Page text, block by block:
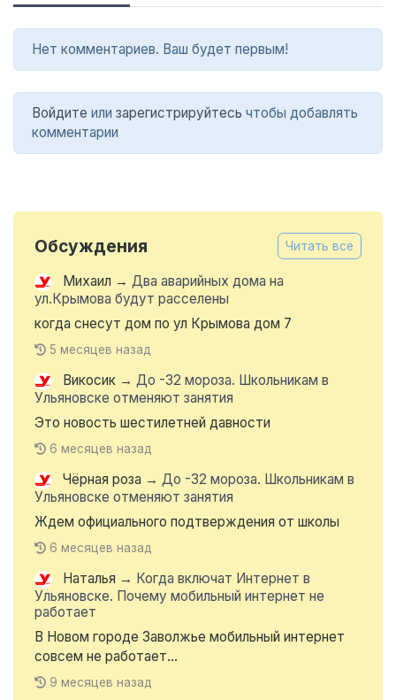
Нет комментариев. Ваш будет первым!
Войдите или зарегистрируйтесь чтобы добавлять
комментарии
Обсуждения Читать все
Михаил → Два аварийных дома на
ул.Крымова будут расселены
когда снесут дом по ул Крымова дом 7
5 месяцев назад
Викосик → До -32 мороза. Школьникам в
Ульяновске отменяют занятия
Это новость шестилетней давности
6 месяцев назад
Чёрная роза → До -32 мороза. Школьникам в
Ульяновске отменяют занятия
Ждем официального подтверждения от школы
6 месяцев назад
Наталья → Когда включат Интернет в
Ульяновске. Почему мобильный интернет не
работает
В Новом городе Заволжье мобильный интернет
совсем не работает...
9 месяцев назад